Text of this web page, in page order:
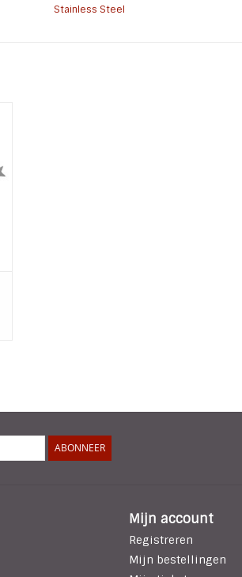
* Nikkelvrij
Stainless Steel
ABONNEER
Mijn account
Registreren
Mijn bestellingen